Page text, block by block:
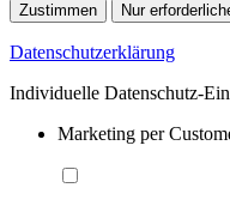
Zustimmen Nur
Datenschutzerklärung
Individuelle Datenschutz-
Marketing per